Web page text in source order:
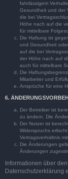
fahrlässigem
Gesundheit und der
die bei
Höhe nach auf die
für mittelbare
Die Haftung ist
und Gesundheit
auf die bei
der Höhe nach auf
auch für mittelbare
Die
Mitarbeiter und
Ansprüche für eine
6.
Der Betreiber ist
zu ändern. Die
Der Nutzer ist
Widerspruchs
Vertragsverhältnis
Die Änderungen
Änderungen
Informationen über
Datenschutzerklärung